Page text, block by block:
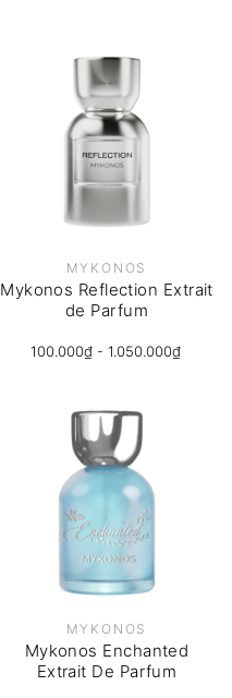
MYKONOS
Mykonos Reflection Extrait
de Parfum
100.000₫ - 1.050.000₫
MYKONOS
Mykonos Enchanted
Extrait De Parfum